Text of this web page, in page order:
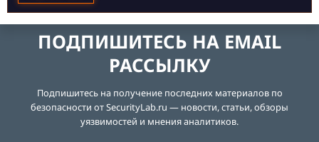
ПОДПИШИТЕСЬ НА EMAIL
РАССЫЛКУ
Подпишитесь на получение последних материалов по
безопасности от SecurityLab.ru — новости, статьи, обзоры
уязвимостей и мнения аналитиков.